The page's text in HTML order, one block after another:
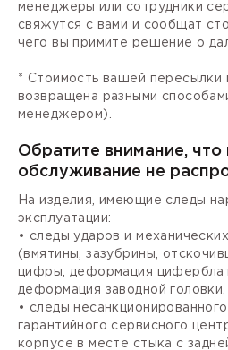
менеджеры или сотрудники
свяжутся с вами и сообщат
чего вы примите решение о
* Стоимость вашей пересылки
возвращена разными
менеджером).
Обратите внимание, что
обслуживание не
На изделия, имеющие следы
эксплуатации:
• следы ударов и
(вмятины, зазубрины,
цифры, деформация
деформация заводной
• следы
гарантийного сервисного
корпусе в месте стыка с